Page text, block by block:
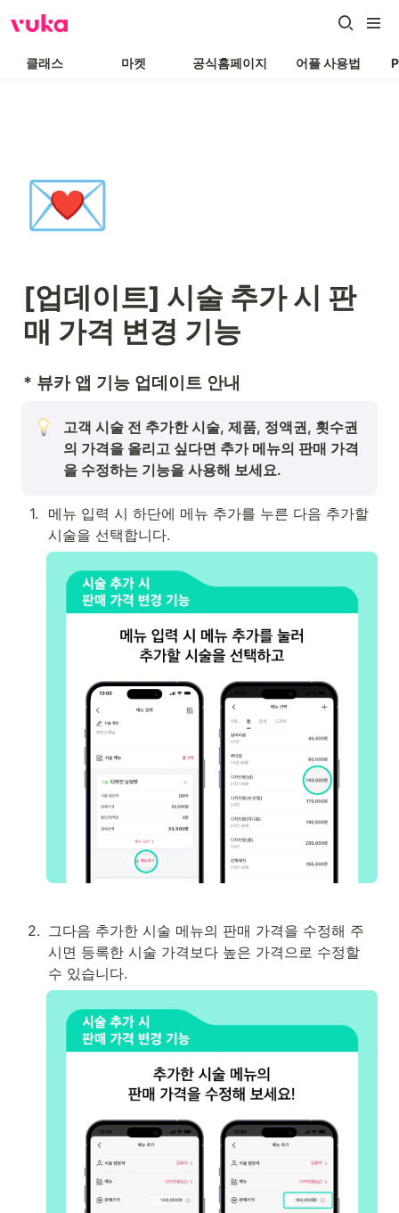
클래스 마켓 공식홈페이지 어플 사용법
💌
[업데이트] 시술 추가 시 판
매 가격 변경 기능
* 뷰카 앱 기능 업데이트 안내
고객 시술 전 추가한 시술, 제품, 정액권, 횟수권
의 가격을 올리고 싶다면 추가 메뉴의 판매 가격
을 수정하는 기능을 사용해 보세요.
1.
메뉴 입력 시 하단에 메뉴 추가를 누른 다음 추가할
시술을 선택합니다.
2. 그다음 추가한 시술 메뉴의 판매 가격을 수정해 주
시면 등록한 시술 가격보다 높은 가격으로 수정할
수 있습니다.